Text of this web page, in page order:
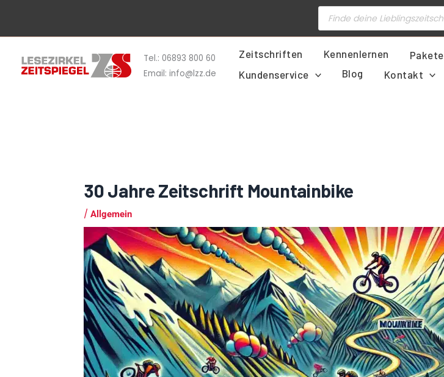
springen
Products
search
Tel.: 06893 800 60
Email: info@lzz.de
Zeitschriften Kennenlernen Pakete
Kundenservice
Blog Kontakt
30 Jahre Zeitschrift Mountainbike
/Allgemein